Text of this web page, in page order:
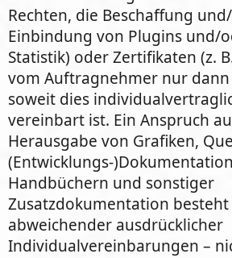
Rechten, die Beschaffung
Einbindung von Plugins und/
Statistik) oder Zertifikaten (z.
vom Auftragnehmer nur
soweit dies
vereinbart ist. Ein Anspruch
Herausgabe von Grafiken,
(Entwicklungs-
Handbüchern und sonstiger
Zusatzdokumentation
abweichender ausdrücklicher
Individualvereinbarungen –